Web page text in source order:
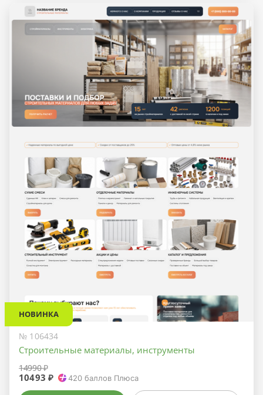
НОВИНКА
№ 106434
Строительные материалы, инструменты
14990 ₽
10493 ₽ 420 баллов Плюса